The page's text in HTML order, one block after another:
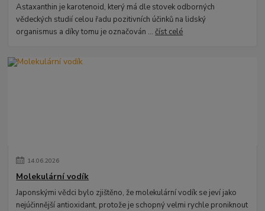
Astaxanthin je karotenoid, který má dle stovek odborných
vědeckých studií celou řadu pozitivních účinků na lidský
organismus a díky tomu je označován ...číst celé
14.06.2026
Molekulární vodík
Japonskými vědci bylo zjištěno, že molekulární vodík se jeví jako
nejúčinnější antioxidant, protože je schopný velmi rychle proniknout